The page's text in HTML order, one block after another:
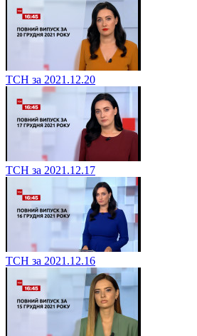
ТСН за 2021.12.20
ТСН за 2021.12.17
ТСН за 2021.12.16